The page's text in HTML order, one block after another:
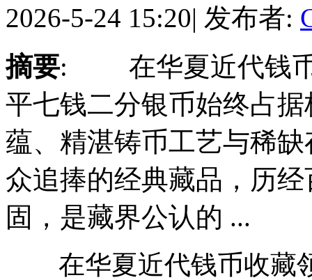
2026-5-24 15:20| 发布者:
摘要: 在华夏近代钱币
平七钱二分银币始终占
蕴、精湛铸币工艺与稀
众追捧的经典藏品，历
固，是藏界公认的 ...
在华夏近代钱币收藏